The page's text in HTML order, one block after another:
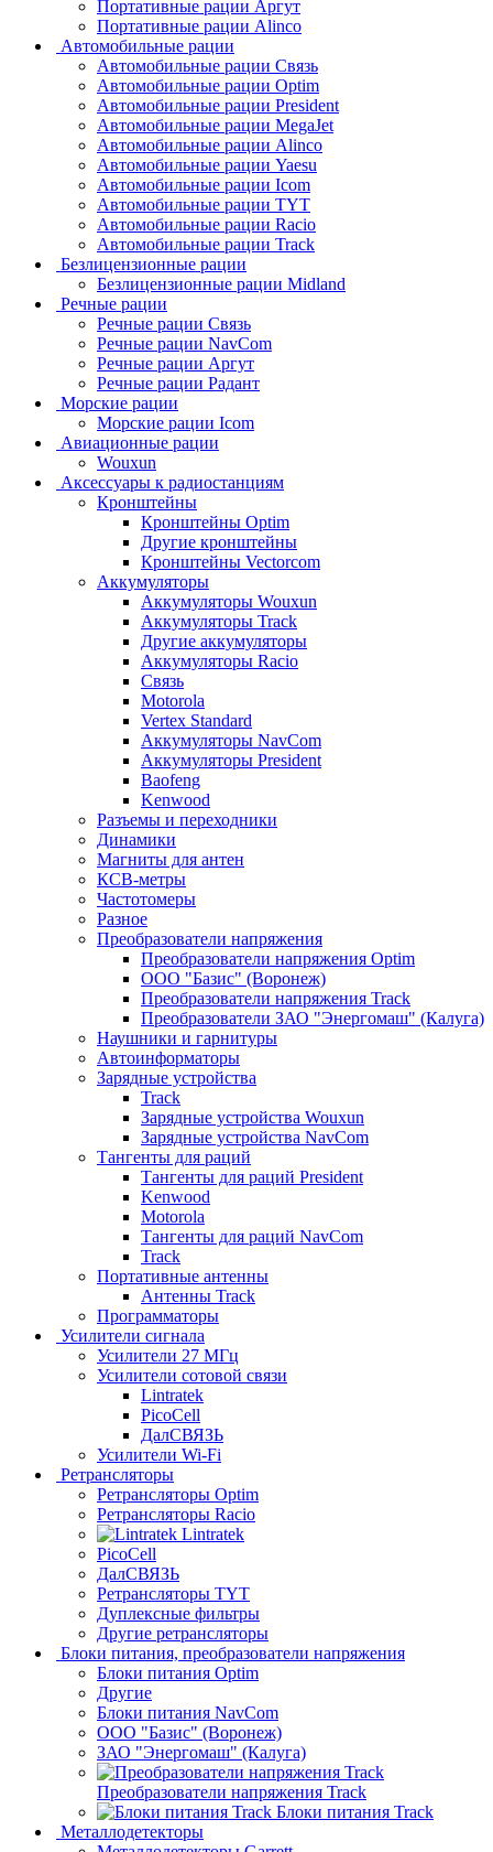
Портативные рации Аргут
Портативные рации Alinco
Автомобильные рации
Автомобильные рации Связь
Автомобильные рации Optim
Автомобильные рации President
Автомобильные рации MegaJet
Автомобильные рации Alinco
Автомобильные рации Yaesu
Автомобильные рации Icom
Автомобильные рации TYT
Автомобильные рации Racio
Автомобильные рации Track
Безлицензионные рации
Безлицензионные рации Midland
Речные рации
Речные рации Связь
Речные рации NavCom
Речные рации Аргут
Речные рации Радант
Морские рации
Морские рации Icom
Авиационные рации
Wouxun
Аксессуары к радиостанциям
Кронштейны
Кронштейны Optim
Другие кронштейны
Кронштейны Vectorcom
Аккумуляторы
Аккумуляторы Wouxun
Аккумуляторы Track
Другие аккумуляторы
Аккумуляторы Racio
Связь
Motorola
Vertex Standard
Аккумуляторы NavCom
Аккумуляторы President
Baofeng
Kenwood
Разъемы и переходники
Динамики
Магниты для антен
КСВ-метры
Частотомеры
Разное
Преобразователи напряжения
Преобразователи напряжения Optim
ООО "Базис" (Воронеж)
Преобразователи напряжения Track
Преобразователи ЗАО "Энергомаш" (Калуга)
Наушники и гарнитуры
Автоинформаторы
Зарядные устройства
Track
Зарядные устройства Wouxun
Зарядные устройства NavCom
Тангенты для раций
Тангенты для раций President
Kenwood
Motorola
Тангенты для раций NavCom
Track
Портативные антенны
Антенны Track
Программаторы
Усилители сигнала
Усилители 27 МГц
Усилители сотовой связи
Lintratek
PicoCell
ДалСВЯЗЬ
Усилители Wi-Fi
Ретрансляторы
Ретрансляторы Optim
Ретрансляторы Racio
Lintratek
PicoCell
ДалСВЯЗЬ
Ретрансляторы TYT
Дуплексные фильтры
Другие ретрансляторы
Блоки питания, преобразователи напряжения
Блоки питания Optim
Другие
Блоки питания NavCom
ООО "Базис" (Воронеж)
ЗАО "Энергомаш" (Калуга)
Преобразователи напряжения Track
Блоки питания Track
Металлодетекторы